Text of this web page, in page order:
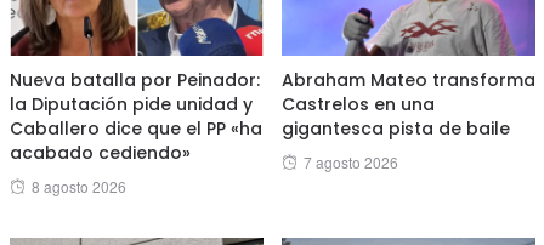
Nueva batalla por Peinador:
la Diputación pide unidad y
Caballero dice que el PP «ha
acabado cediendo»
Posted
8 agosto 2026
Abraham Mateo transforma
Castrelos en una
gigantesca pista de baile
Posted
7 agosto 2026